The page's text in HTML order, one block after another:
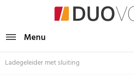
Menu
Ladegeleider met sluiting